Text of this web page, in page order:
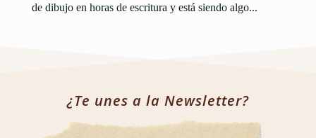
de dibujo en horas de escritura y está siendo algo...
¿Te unes a la Newsletter?